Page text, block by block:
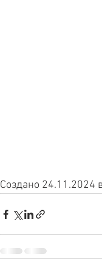
Создано 24.11.2024